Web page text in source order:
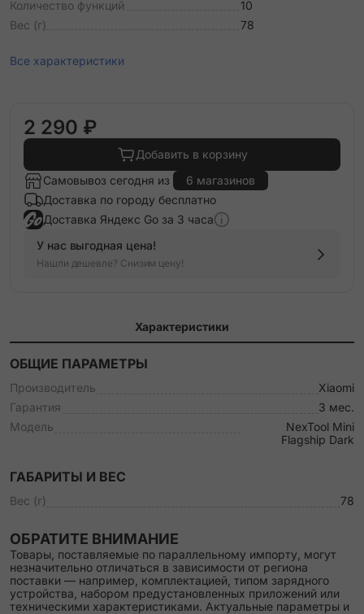
Количество функций
10
Вес (г)
78
Все характеристики
2 290 ₽
Добавить в корзину
Самовывоз сегодня из
6 магазинов
Доставка по городу бесплатно
Доставка Яндекс Go за 3 часа
У нас выгодная цена!
Нашли дешевле? Снизим цену!
Характеристики
ОБЩИЕ ПАРАМЕТРЫ
Производитель
Xiaomi
Гарантия
3 мес.
Модель
NexTool Mini
Flagship Dark
ГАБАРИТЫ И ВЕС
Вес (г) 78
ОБРАТИТЕ ВНИМАНИЕ
Товары, поставляемые по параллельному импорту, могут
незначительно отличаться в зависимости от региона
поставки — например, комплектацией, типом зарядного
устройства, набором предустановленных приложений или
техническими характеристиками. Актуальные параметры и